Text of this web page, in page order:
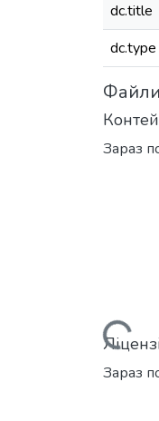
dc.title
dc.type
Файли
Зараз
Вантажиться...
Зараз